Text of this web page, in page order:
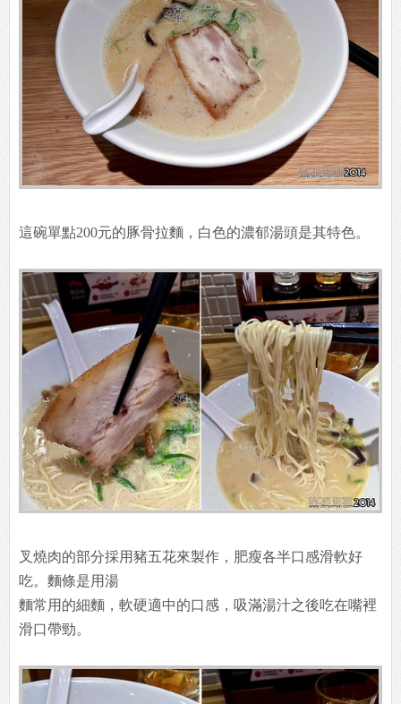
這碗單點200元的豚骨拉麵，白色的濃郁湯頭是其特色。
叉燒肉的部分採用豬五花來製作，肥瘦各半口感滑軟好
吃。麵條是用湯
麵常用的細麵，軟硬適中的口感，吸滿湯汁之後吃在嘴裡
滑口帶勁。